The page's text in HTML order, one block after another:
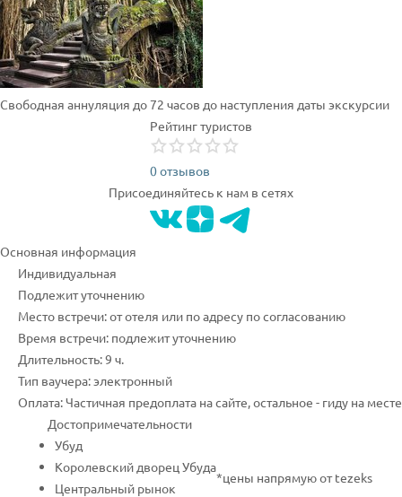
Свободная аннуляция до 72 часов до наступления даты экскурсии
Рейтинг туристов
0 отзывов
Присоединяйтесь к нам в сетях
Основная информация
Индивидуальная
Подлежит уточнению
Место встречи: от отеля или по адресу по согласованию
Время встречи: подлежит уточнению
Длительность: 9 ч.
Тип ваучера: электронный
Оплата: Частичная предоплата на сайте, остальное - гиду на месте
Достопримечательности
Убуд
Королевский дворец Убуда
Центральный рынок
*цены напрямую от tezeks